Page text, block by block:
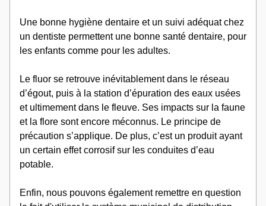
Une bonne hygiène dentaire et un suivi adéquat chez
un dentiste permettent une bonne santé dentaire, pour
les enfants comme pour les adultes.
Le fluor se retrouve inévitablement dans le réseau
d’égout, puis à la station d’épuration des eaux usées
et ultimement dans le fleuve. Ses impacts sur la faune
et la flore sont encore méconnus. Le principe de
précaution s’applique. De plus, c’est un produit ayant
un certain effet corrosif sur les conduites d’eau
potable.
Enfin, nous pouvons également remettre en question